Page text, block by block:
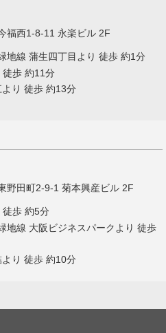
福西1-8-11 永楽ビル 2F
地線 蒲生四丁目より 徒歩 約1分
徒歩 約11分
り 徒歩 約13分
野田町2-9-1 菊本興産ビル 2F
徒歩 約5分
地線 大阪ビジネスパークより 徒歩
り 徒歩 約10分